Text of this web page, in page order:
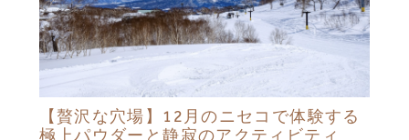
【贅沢な穴場】12月のニセコで体験する
極上パウダーと静寂のアクティビティ